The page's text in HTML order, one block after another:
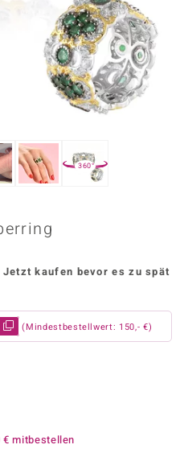
360°
Jetzt kaufen bevor es zu spät
(Mindestbestellwert: 150,- €)
€ mitbestellen